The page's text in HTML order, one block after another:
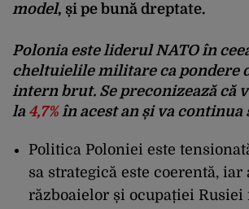
model, și pe bună dreptate.
Polonia este liderul NATO în
cheltuielile militare ca pondere
intern brut. Se preconizează că
la 4,7%în acest an și va continua
Politica Poloniei este
sa strategică este coerentă,
războaielor și ocupației Rusiei